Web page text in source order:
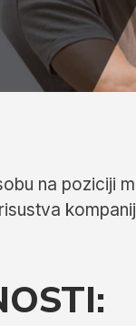
na poziciji